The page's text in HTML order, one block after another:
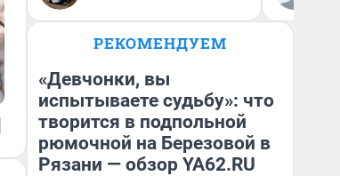
РЕКОМЕНДУЕМ
«Девчонки, вы
испытываете судьбу»: что
творится в подпольной
рюмочной на Березовой в
Рязани — обзор YA62.RU